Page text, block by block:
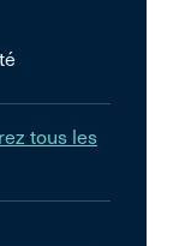
tous les